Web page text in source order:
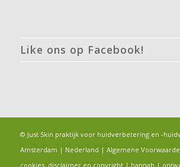
Like ons op Facebook!
© Just Skin praktijk voor huidverbetering en -
Amsterdam | Nederland | Algemene
cookies, disclaimer en copyright| hannah |